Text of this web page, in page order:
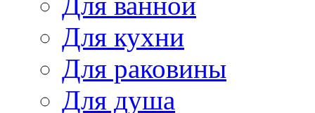
Для кухни
Для раковины
Для душа